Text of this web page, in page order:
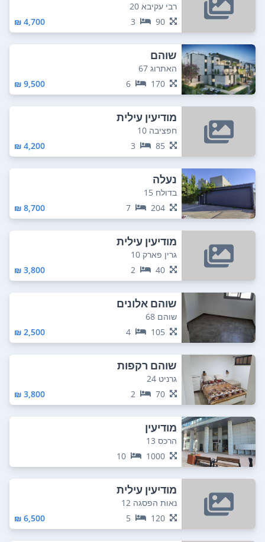
רבי עקיבא 20
90
3
4,700 ₪
שוהם
האתרוג 67
170
6
9,500 ₪
מודיעין עילית
חפציבה 10
85
3
4,200 ₪
נעלה
בדולח 15
204
7
8,700 ₪
מודיעין עילית
גרין פארק 10
40
2
3,800 ₪
שוהם אלונים
שוהם 68
105
4
2,500 ₪
שוהם רקפות
גרניט 24
70
2
3,800 ₪
מודיעין
הרכס 13
1000
10
מודיעין עילית
נאות הפסגה 12
120
5
6,500 ₪